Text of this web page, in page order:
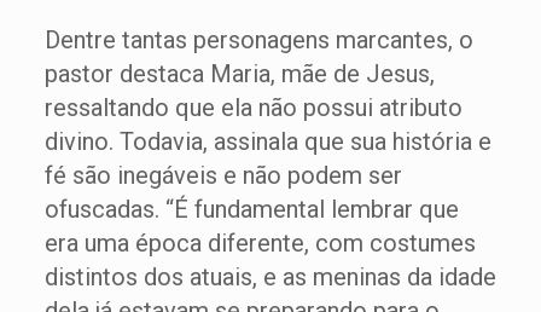
Dentre tantas personagens marcantes, o
pastor destaca Maria, mãe de Jesus,
ressaltando que ela não possui atributo
divino. Todavia, assinala que sua história e
fé são inegáveis e não podem ser
ofuscadas. “É fundamental lembrar que
era uma época diferente, com costumes
distintos dos atuais, e as meninas da idade